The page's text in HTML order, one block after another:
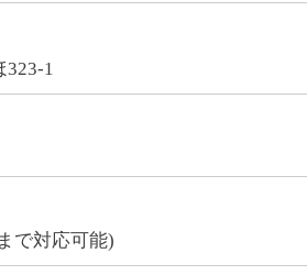
1
で対応可能)